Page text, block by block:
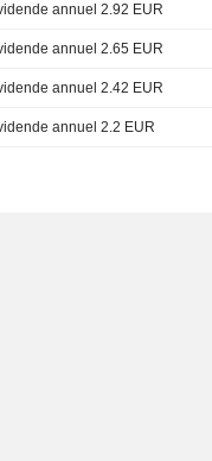
annuel 2.92 EUR
annuel 2.65 EUR
annuel 2.42 EUR
annuel 2.2 EUR